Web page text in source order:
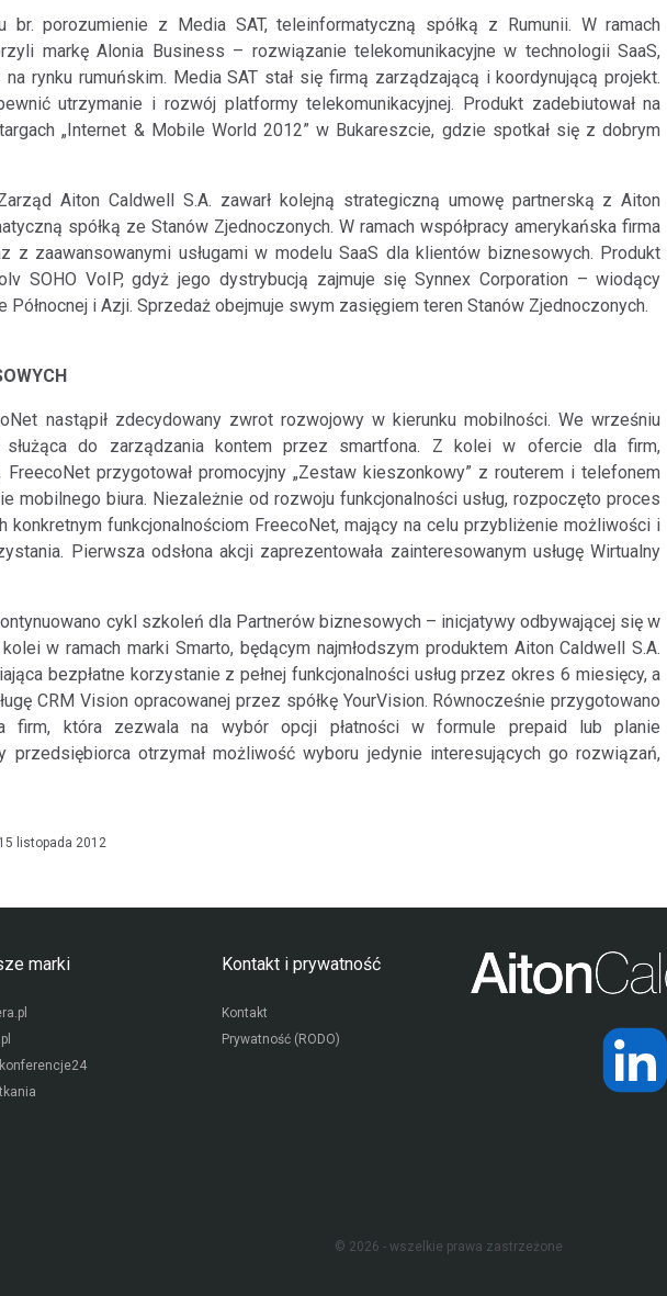
br. porozumienie z Media SAT, teleinformatyczną spółką z Rumunii. W ramach
markę Alonia Business – rozwiązanie telekomunikacyjne w technologii SaaS,
rynku rumuńskim. Media SAT stał się firmą zarządzającą i koordynującą projekt.
utrzymanie i rozwój platformy telekomunikacyjnej. Produkt zadebiutował na
„Internet & Mobile World 2012” w Bukareszcie, gdzie spotkał się z dobrym
Aiton Caldwell S.A. zawarł kolejną strategiczną umowę partnerską z Aiton
spółką ze Stanów Zjednoczonych. W ramach współpracy amerykańska firma
zaawansowanymi usługami w modelu SaaS dla klientów biznesowych. Produkt
SOHO VoIP, gdyż jego dystrybucją zajmuje się Synnex Corporation – wiodący
i Azji. Sprzedaż obejmuje swym zasięgiem teren Stanów Zjednoczonych.
nastąpił zdecydowany zwrot rozwojowy w kierunku mobilności. We wrześniu
służąca do zarządzania kontem przez smartfona. Z kolei w ofercie dla firm,
przygotował promocyjny „Zestaw kieszonkowy” z routerem i telefonem
mobilnego biura. Niezależnie od rozwoju funkcjonalności usług, rozpoczęto proces
konkretnym funkcjonalnościom FreecoNet, mający na celu przybliżenie możliwości i
Pierwsza odsłona akcji zaprezentowała zainteresowanym usługę Wirtualny
cykl szkoleń dla Partnerów biznesowych – inicjatywy odbywającej się w
w ramach marki Smarto, będącym najmłodszym produktem Aiton Caldwell S.A.
bezpłatne korzystanie z pełnej funkcjonalności usług przez okres 6 miesięcy, a
CRM Vision opracowanej przez spółkę YourVision. Równocześnie przygotowano
firm, która zezwala na wybór opcji płatności w formule prepaid lub planie
przedsiębiorca otrzymał możliwość wyboru jedynie interesujących go rozwiązań,
15 listopada 2012
marki Kontakt i prywatność
Kontakt
Prywatność (RODO)
© 2026 - wszelkie prawa zastrzeżone